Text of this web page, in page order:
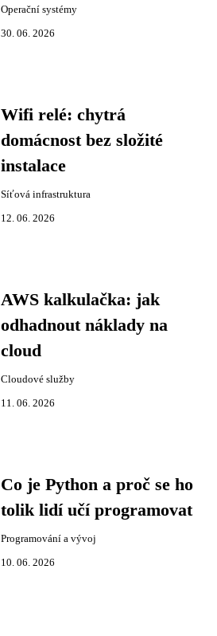
Operační systémy
30. 06. 2026
Wifi relé: chytrá
domácnost bez složité
instalace
Síťová infrastruktura
12. 06. 2026
AWS kalkulačka: jak
odhadnout náklady na
cloud
Cloudové služby
11. 06. 2026
Co je Python a proč se ho
tolik lidí učí programovat
Programování a vývoj
10. 06. 2026